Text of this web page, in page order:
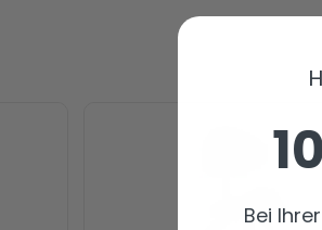
Bei